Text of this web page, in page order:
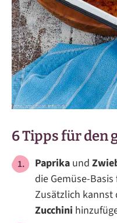
6 Tipps für den
Paprika und
die Gemüse-
Zusätzlich kannst
Zucchini